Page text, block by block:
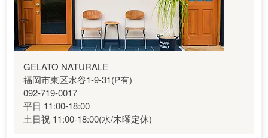
GELATO NATURALE
福岡市東区水谷1-9-31(P有)
092-719-0017
平日 11:00-18:00
土日祝 11:00-18:00(水/木曜定休)